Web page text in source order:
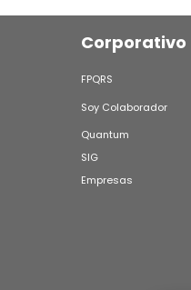
Corporativo
FPQRS
Soy Colaborador
Quantum
SIG
Empresas